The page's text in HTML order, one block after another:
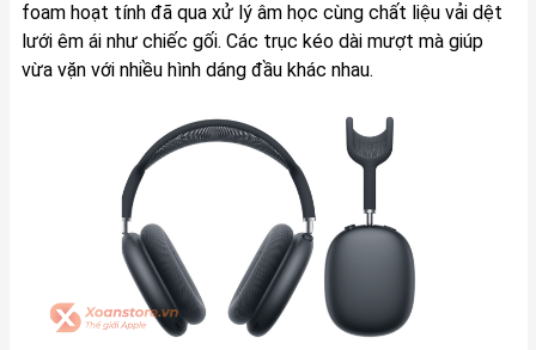
foam hoạt tính đã qua xử lý âm học cùng chất liệu vải dệt
lưới êm ái như chiếc gối. Các trục kéo dài mượt mà giúp
vừa vặn với nhiều hình dáng đầu khác nhau.